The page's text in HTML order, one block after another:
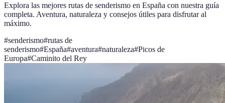
Explora las mejores rutas de senderismo en España con nuestra guía
completa. Aventura, naturaleza y consejos útiles para disfrutar al
máximo.
#senderismo#rutas de
senderismo#España#aventura#naturaleza#Picos de
Europa#Caminito del Rey